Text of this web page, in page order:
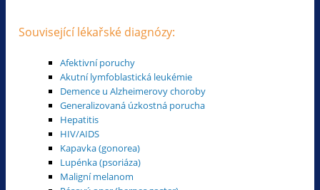
Související lékařské diagnózy:
Afektivní poruchy
Akutní lymfoblastická leukémie
Demence u Alzheimerovy choroby
Generalizovaná úzkostná porucha
Hepatitis
HIV/AIDS
Kapavka (gonorea)
Lupénka (psoriáza)
Maligní melanom